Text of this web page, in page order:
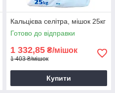
Кальцієва селітра, мішок 25кг
Готово до відправки
1 332,85 ₴/мішок
1 403 ₴/мішок
Купити